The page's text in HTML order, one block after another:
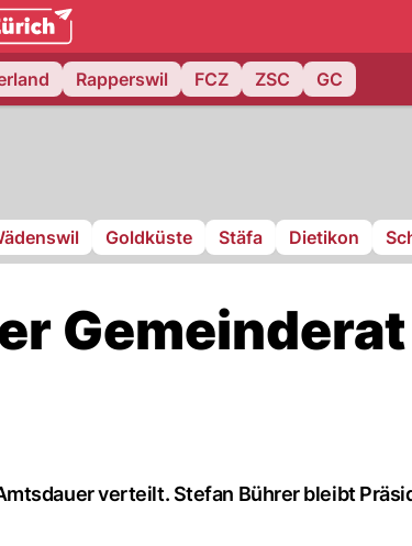
Rapperswil FCZ ZSC GC
Goldküste Stäfa Dietikon
verteilt. Stefan Bührer bleibt